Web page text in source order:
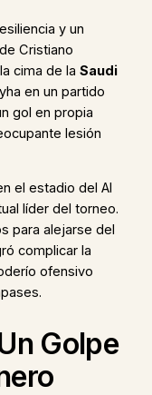
y un
Cristiano
cima de la Saudi
en un partido
gol en propia
lesión
el estadio del Al
líder del torneo.
para alejarse del
complicar la
ofensivo
Golpe